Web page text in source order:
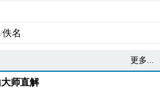
/佚名
更多...
师直解